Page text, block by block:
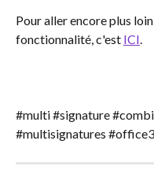
Pour aller encore plus
fonctionnalité, c'est ICI.
#multi #signature
#multisignatures